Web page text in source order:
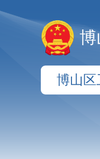
博
博山区